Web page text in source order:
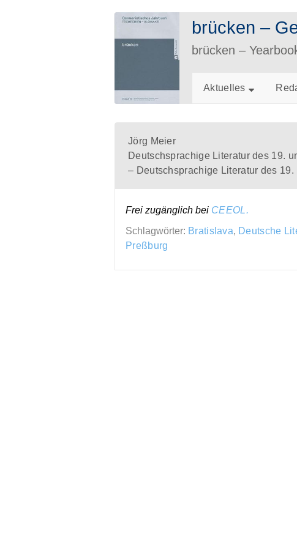
brücken –
brücken –
Aktuelles
Jörg Meier
Deutschsprachige Literatur des 19.
– Deutschsprachige Literatur des
Frei zugänglich bei CEEOL.
Schlagwörter: Bratislava, Deutsche
Preßburg